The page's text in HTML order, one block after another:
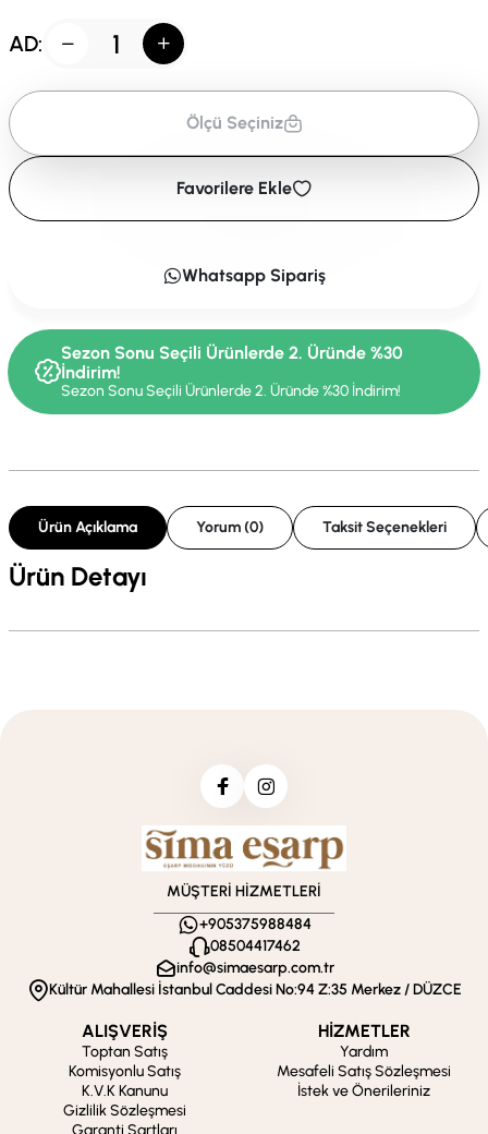
AD:
Ölçü Seçiniz
Favorilere Ekle
Whatsapp Sipariş
Sezon Sonu Seçili Ürünlerde 2. Üründe %30
İndirim!
Sezon Sonu Seçili Ürünlerde 2. Üründe %30 İndirim!
Ürün Açıklama Yorum (0) Taksit Seçenekleri
Ürün Detayı
MÜŞTERİ HİZMETLERİ
+905375988484
08504417462
info@simaesarp.com.tr
Kültür Mahallesi İstanbul Caddesi No:94 Z:35 Merkez / DÜZCE
ALIŞVERİŞ
Toptan Satış
Komisyonlu Satış
K.V.K Kanunu
Gizlilik Sözleşmesi
Garanti Şartları
HİZMETLER
Yardım
Mesafeli Satış Sözleşmesi
İstek ve Önerileriniz